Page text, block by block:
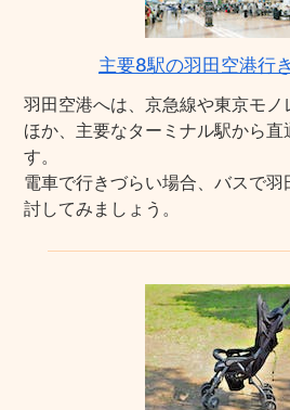
主要8駅の羽田空港行
羽田空港へは、京急線や東京モ
ほか、主要なターミナル駅から直
す。
電車で行きづらい場合、バスで
討してみましょう。